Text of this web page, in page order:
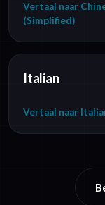
Vertaal naar
(Simplified)
Italian
Vertaal naar